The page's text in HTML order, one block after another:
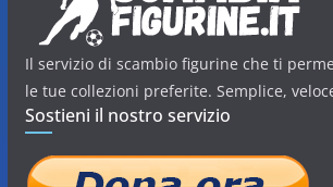
Il servizio di scambio figurine che ti
le tue collezioni preferite. Semplice,
Sostieni il nostro servizio